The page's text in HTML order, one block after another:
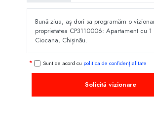
Sunt de acord cu politica de confidențialitate
Solicită vizionare